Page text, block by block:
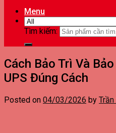
Menu
Tìm kiếm:
Cách Bảo Trì Và
UPS Đúng Cách
Posted on 04/03/2026 by